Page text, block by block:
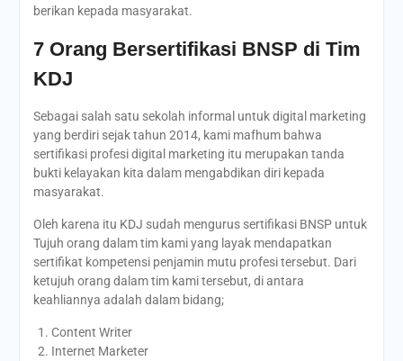
berikan kepada masyarakat.
7 Orang Bersertifikasi BNSP di Tim
KDJ
Sebagai salah satu sekolah informal untuk digital marketing
yang berdiri sejak tahun 2014, kami mafhum bahwa
sertifikasi profesi digital marketing itu merupakan tanda
bukti kelayakan kita dalam mengabdikan diri kepada
masyarakat.
Oleh karena itu KDJ sudah mengurus sertifikasi BNSP untuk
Tujuh orang dalam tim kami yang layak mendapatkan
sertifikat kompetensi penjamin mutu profesi tersebut. Dari
ketujuh orang dalam tim kami tersebut, di antara
keahliannya adalah dalam bidang;
Content Writer
Internet Marketer